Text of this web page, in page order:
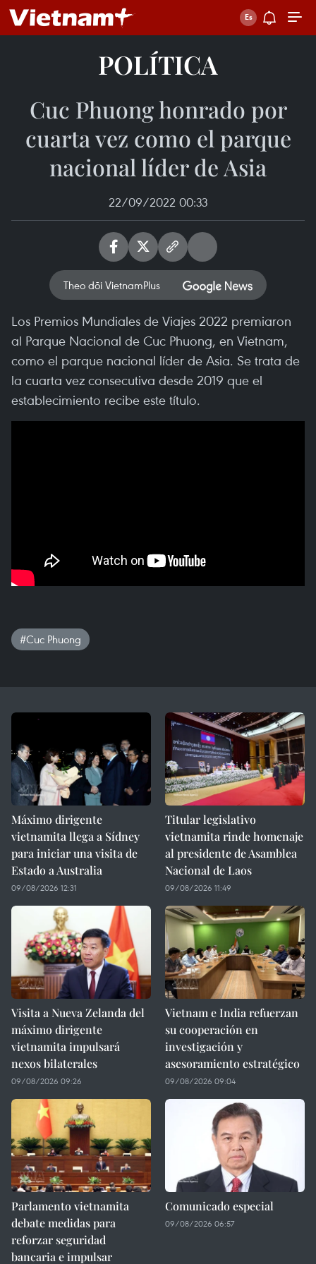
POLÍTICA
Cuc Phuong honrado por
cuarta vez como el parque
nacional líder de Asia
22/09/2022 00:33
Theo dõi VietnamPlus
Los Premios Mundiales de Viajes 2022 premiaron
al Parque Nacional de Cuc Phuong, en Vietnam,
como el parque nacional líder de Asia. Se trata de
la cuarta vez consecutiva desde 2019 que el
establecimiento recibe este título.
#Cuc Phuong
Máximo dirigente
vietnamita llega a Sídney
para iniciar una visita de
Estado a Australia
09/08/2026 12:31
Titular legislativo
vietnamita rinde homenaje
al presidente de Asamblea
Nacional de Laos
09/08/2026 11:49
Visita a Nueva Zelanda del
máximo dirigente
vietnamita impulsará
nexos bilaterales
09/08/2026 09:26
Vietnam e India refuerzan
su cooperación en
investigación y
asesoramiento estratégico
09/08/2026 09:04
Parlamento vietnamita
debate medidas para
reforzar seguridad
bancaria e impulsar
Comunicado especial
09/08/2026 06:57